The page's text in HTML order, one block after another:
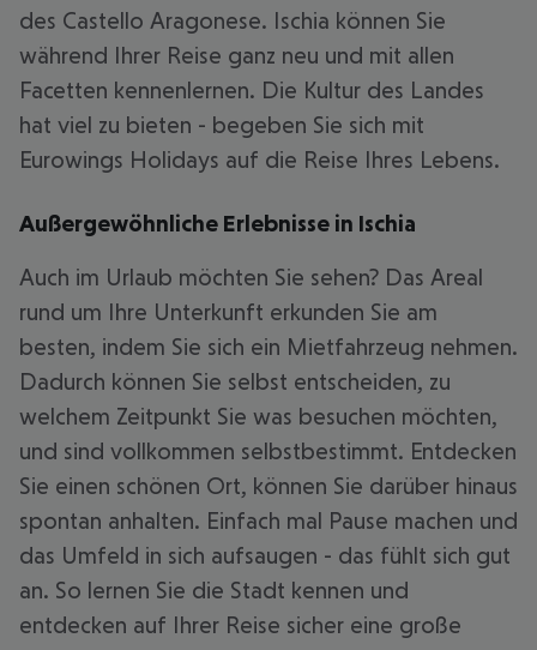
des Castello Aragonese. Ischia können Sie
während Ihrer Reise ganz neu und mit allen
Facetten kennenlernen. Die Kultur des Landes
hat viel zu bieten - begeben Sie sich mit
Eurowings Holidays auf die Reise Ihres Lebens.
Außergewöhnliche Erlebnisse in Ischia
Auch im Urlaub möchten Sie sehen? Das Areal
rund um Ihre Unterkunft erkunden Sie am
besten, indem Sie sich ein Mietfahrzeug nehmen.
Dadurch können Sie selbst entscheiden, zu
welchem Zeitpunkt Sie was besuchen möchten,
und sind vollkommen selbstbestimmt. Entdecken
Sie einen schönen Ort, können Sie darüber hinaus
spontan anhalten. Einfach mal Pause machen und
das Umfeld in sich aufsaugen - das fühlt sich gut
an. So lernen Sie die Stadt kennen und
entdecken auf Ihrer Reise sicher eine große